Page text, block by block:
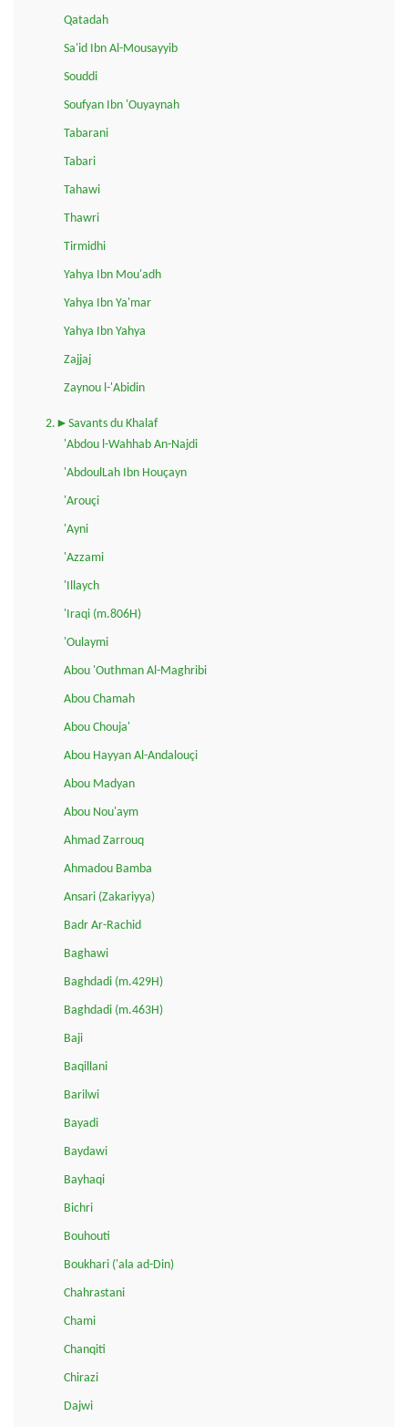
Qatadah
Sa'id Ibn Al-Mousayyib
Souddi
Soufyan Ibn 'Ouyaynah
Tabarani
Tabari
Tahawi
Thawri
Tirmidhi
Yahya Ibn Mou'adh
Yahya Ibn Ya'mar
Yahya Ibn Yahya
Zajjaj
Zaynou l-'Abidin
2.►Savants du Khalaf
'Abdou l-Wahhab An-Najdi
'AbdoulLah Ibn Houçayn
'Arouçi
'Ayni
'Azzami
'Illaych
'Iraqi (m.806H)
'Oulaymi
Abou 'Outhman Al-Maghribi
Abou Chamah
Abou Chouja'
Abou Hayyan Al-Andalouçi
Abou Madyan
Abou Nou'aym
Ahmad Zarrouq
Ahmadou Bamba
Ansari (Zakariyya)
Badr Ar-Rachid
Baghawi
Baghdadi (m.429H)
Baghdadi (m.463H)
Baji
Baqillani
Barilwi
Bayadi
Baydawi
Bayhaqi
Bichri
Bouhouti
Boukhari ('ala ad-Din)
Chahrastani
Chami
Chanqiti
Chirazi
Dajwi